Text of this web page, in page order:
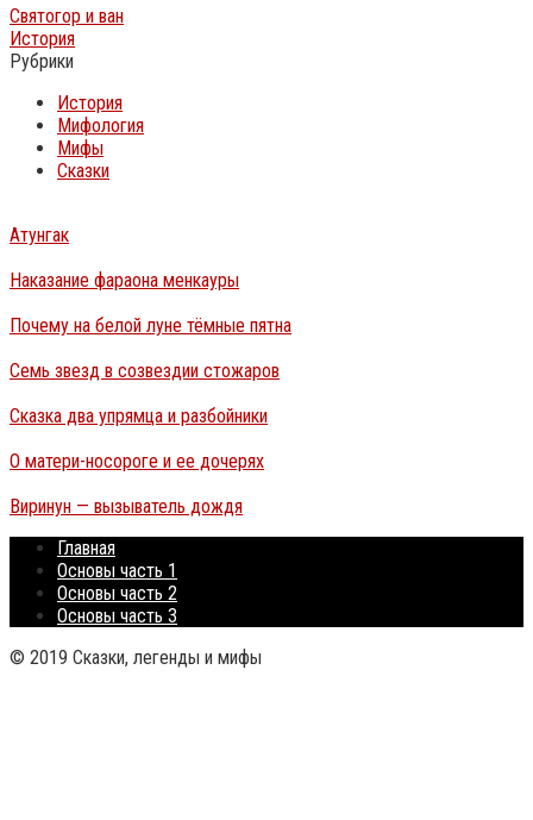
Святогор и ван
История
Рубрики
История
Мифология
Мифы
Сказки
Атунгак
Наказание фараона менкауры
Почему на белой луне тёмные пятна
Семь звезд в созвездии стожаров
Сказка два упрямца и разбойники
О матери-носороге и ее дочерях
Виринун — вызыватель дождя
Главная
Основы часть 1
Основы часть 2
Основы часть 3
© 2019 Сказки, легенды и мифы